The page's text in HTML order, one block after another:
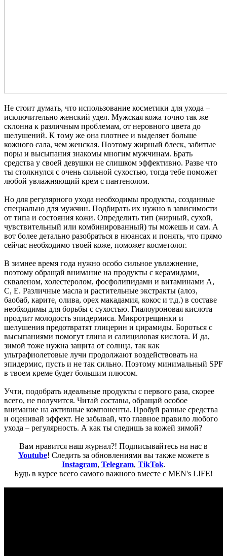
Не стоит думать, что использование косметики для ухода –
исключительно женский удел. Мужская кожа точно так же
склонна к различным проблемам, от неровного цвета до
шелушений. К тому же она плотнее и выделяет больше
кожного сала, чем женская. Поэтому жирный блеск, забитые
поры и высыпания знакомы многим мужчинам. Брать
средства у своей девушки не слишком эффективно. Разве что
ты столкнулся с очень сильной сухостью, тогда тебе поможет
любой увлажняющий крем с пантенолом.
Но для регулярного ухода необходимы продукты, созданные
специально для мужчин. Подбирать их нужно в зависимости
от типа и состояния кожи. Определить тип (жирный, сухой,
чувствительный или комбинированный) ты можешь и сам. А
вот более детально разобраться в нюансах и понять, что прямо
сейчас необходимо твоей коже, поможет косметолог.
В зимнее время года нужно особо сильное увлажнение,
поэтому обращай внимание на продукты с керамидами,
скваленом, холестеролом, фосфолипидами и витаминами А,
С, Е. Различные масла и растительные экстракты (алоэ,
баобаб, карите, олива, орех макадамия, кокос и т.д.) в составе
необходимы для борьбы с сухостью. Гиалоуроновая кислота
продлит молодость эпидермиса. Микротрещинки и
шелушения предотвратят глицерин и цирамиды. Бороться с
высыпаниями помогут глина и салициловая кислота. И да,
зимой тоже нужна защита от солнца, так как
ультрафиолетовые лучи продолжают воздействовать на
эпидермис, пусть и не так сильно. Поэтому минимальный SPF
в твоем креме будет большим плюсом.
Учти, подобрать идеальные продукты с первого раза, скорее
всего, не получится. Читай составы, обращай особое
внимание на активные компоненты. Пробуй разные средства
и оценивай эффект. Не забывай, что главное правило любого
ухода – регулярность. А как ты следишь за кожей зимой?
Вам нравится наш журнал?! Подписывайтесь на нас в
Youtube! Следить за обновлениями вы также можете в
Instagram, Telegram, TikTok.
Будь в курсе всего самого важного вместе с MEN's LIFE!